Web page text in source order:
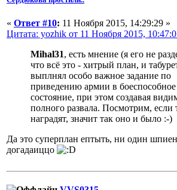
« Ответ #10: 11 Ноября 2015, 14:29:29 »
Цитата: yozhik от 11 Ноября 2015,
Mihal31, есть мнение (я его не
что всё это - хитрый план, и
выплнял особо важное задание по
приведению армии в боеспособное
состояние, при этом создавая
полного развала. Посмотрим, если
наградят, значит так оно и было :-)
Да это суперплан ептыть, ни один
догадаиццо